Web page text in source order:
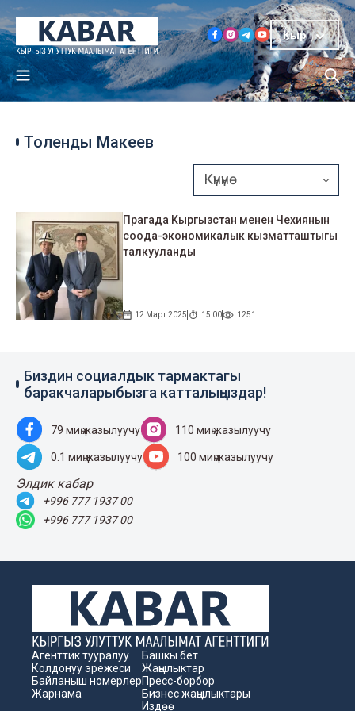
Кыр
Толенды Макеев
Прагада Кыргызстан менен Чехиянын
соода-экономикалык кызматташтыгы
талкууланды
12 Март 2025 15:00 1251
Биздин социалдык тармактагы
баракчаларыбызга катталыңыздар!
79 миң жазылуучу 110 миң жазылуучу
0.1 миң жазылуучу 100 миң жазылуучу
Элдик кабар
+996 777 1937 00
+996 777 1937 00
Агенттик тууралуу
Колдонуу эрежеси
Байланыш номерлер
Жарнама
Башкы бет
Жаңылыктар
Пресс-борбор
Бизнес жаңылыктары
Издөө